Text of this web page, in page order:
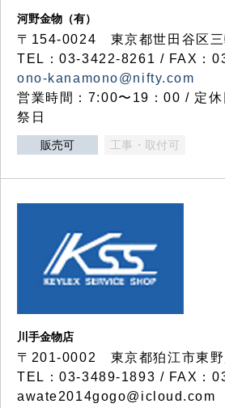
河野金物（有）
〒154-0024 東京都世田谷区
TEL：03-3422-8261 / FAX：
ono-kanamono@nifty.com
営業時間：7:00〜19：00 / 定休
祭日
販売可 工事・取付可
川手金物店
〒201-0002 東京都狛江市東
TEL：03-3489-1893 / FAX：
awate2014gogo@icloud.com